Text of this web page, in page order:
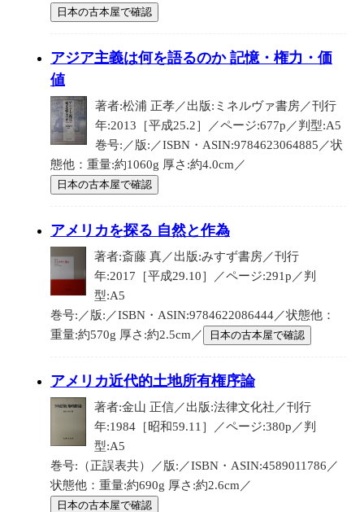
日本の古本屋で確認
アジア主義は何を語るのか 記憶・権力・価
値
著者:松浦 正孝／出版:ミネルヴァ書房／刊行
年:2013［平成25.2］／ページ:677p／判型:A5
巻号:／版:／ISBN・ASIN:9784623064885／状
態他：重量:約1060g 厚さ:約4.0cm／
日本の古本屋で確認
アメリカを探る 自然と作為
著者:斎藤 真／出版:みすず書房／刊行
年:2017［平成29.10］／ページ:291p／判
型:A5
巻号:／版:／ISBN・ASIN:9784622086444／状態他：
重量:約570g 厚さ:約2.5cm／
日本の古本屋で確認
アメリカ近代的土地所有権序論
著者:金山 正信／出版:法律文化社／刊行
年:1984［昭和59.11］／ページ:380p／判
型:A5
巻号:（正誤表共）／版:／ISBN・ASIN:4589011786／
状態他：重量:約690g 厚さ:約2.6cm／
日本の古本屋で確認